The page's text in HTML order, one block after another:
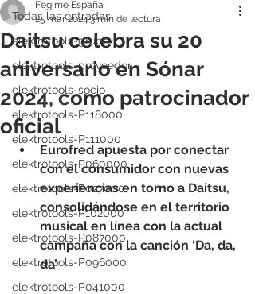
Todas las entradas
elektrotools-grupo
elektrotools-proveedor
elektrotools-socio
elektrotools-P118000
elektrotools-P111000
elektrotools-P060000
elektrotools-P027000
elektrotools-P102000
elektrotools-P087000
elektrotools-P096000
elektrotools-P041000
Daitsu celebra su 20
aniversario en Sónar
2024, como patrocinador
oficial
Fegime España
25 mar 20243 min de lectura
Eurofred apuesta por conectar
con el consumidor con nuevas
experiencias en torno a Daitsu,
consolidándose en el territorio
musical en línea con la actual
campaña con la canción ‘Da, da,
da’